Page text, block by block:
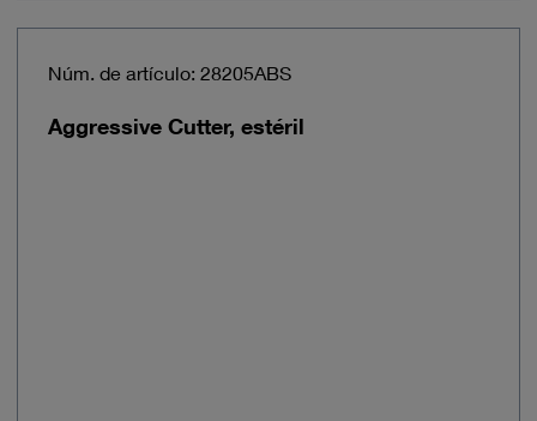
Núm. de artículo: 28205ABS
Aggressive Cutter, estéril